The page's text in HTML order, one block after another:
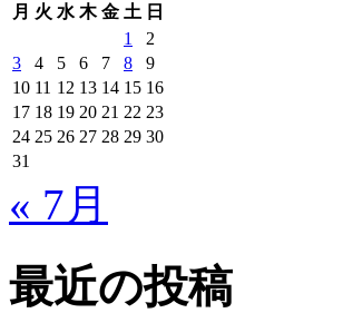
月 火 水 木 金 土 日
1
2
3
4 5 6 7 8
9
10 11 12 13 14 15 16
17 18 19 20 21 22 23
24 25 26 27 28 29 30
31
« 7月
最近の投稿